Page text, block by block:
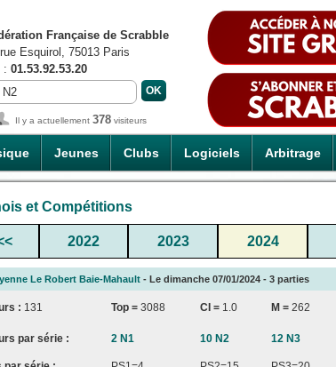
Jeunes Clubs Logiciels Arbitrage
Française de Scrabble
Esquirol, 75013 Paris
: 01.53.92.53.20
Il y a actuellement 378 visiteurs
et Compétitions
2022 2023 2024
Le Robert Baie-Mahault - Le dimanche 07/01/2024 - 3 parties
: 131 Top = 3088 CI = 1.0 M = 262
par série : 2 N1 10 N2 12 N3